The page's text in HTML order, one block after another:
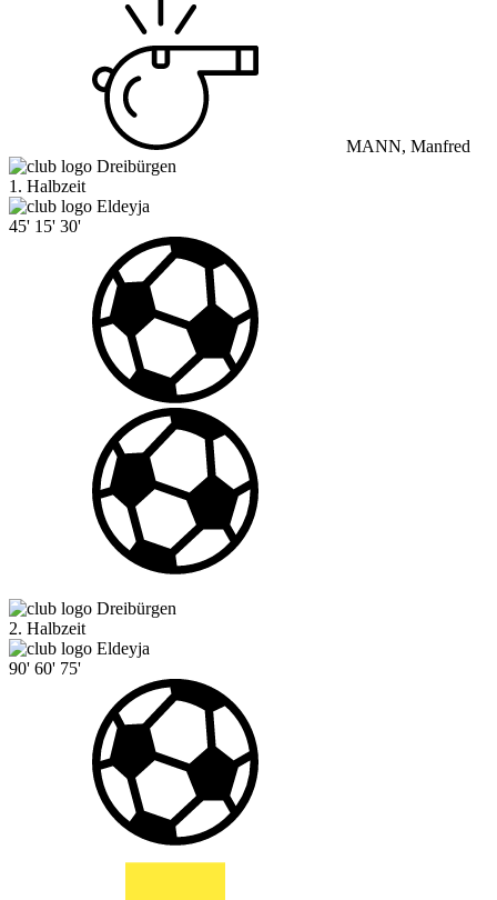
MANN, Manfred
Dreibürgen
1. Halbzeit
Eldeyja
45' 15' 30'
Dreibürgen
2. Halbzeit
Eldeyja
90' 60' 75'